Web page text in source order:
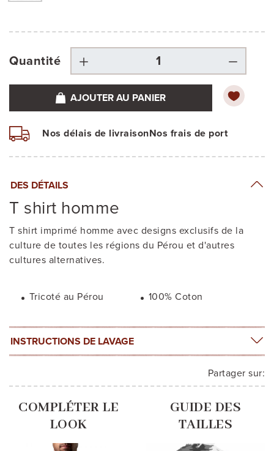
Quantité
AJOUTER AU PANIER
Nos délais de livraisonNos frais de port
DES DÉTAILS
T shirt homme
T shirt imprimé homme avec designs exclusifs de la
culture de toutes les régions du Pérou et d'autres
cultures alternatives.
Tricoté au Pérou 100% Coton
INSTRUCTIONS DE LAVAGE
Partager sur:
COMPLÉTER LE
LOOK
GUIDE DES
TAILLES